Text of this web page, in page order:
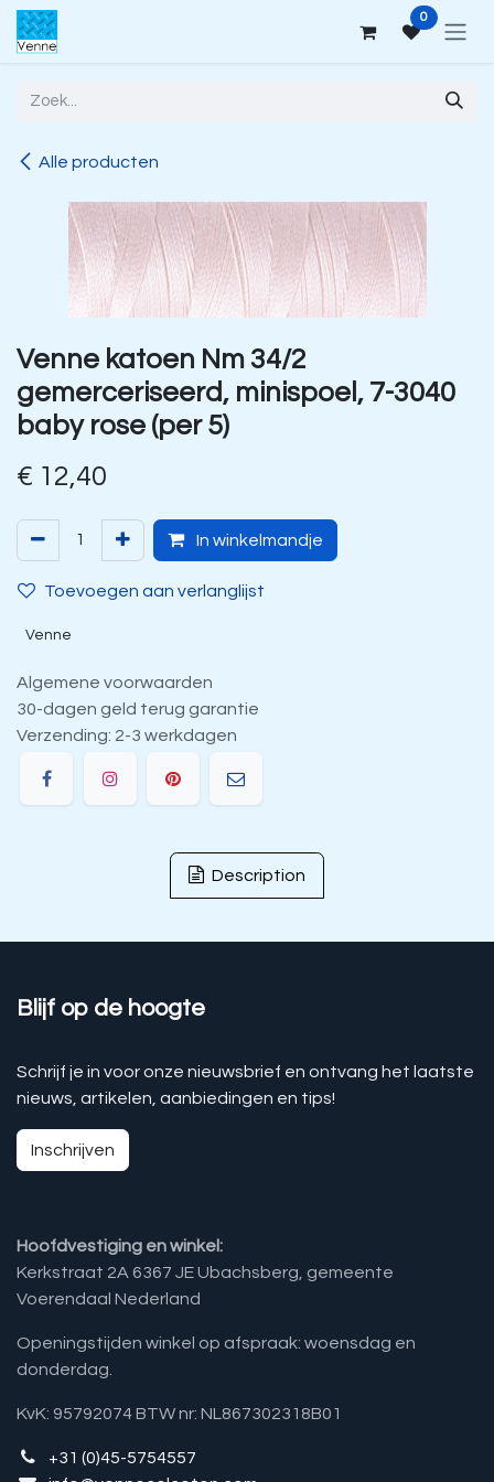
Overslaan naar inhoud 0
Alle producten
Venne katoen Nm 34/2
gemerceriseerd, minispoel, 7-3040
baby rose (per 5)
€ 12,40
In winkelmandje
Toevoegen aan verlanglijst
Venne
Algemene voorwaarden
30-dagen geld terug garantie
Verzending: 2-3 werkdagen
Description
Blijf op de hoogte
Schrijf je in voor onze nieuwsbrief en ontvang het laatste
nieuws, artikelen, aanbiedingen en tips!
Inschrijven
Hoofdvestiging en winkel:
Kerkstraat 2A 6367 JE Ubachsberg, gemeente
Voerendaal Nederland
Openingstijden winkel op afspraak: woensdag en
donderdag.
KvK: 95792074 BTW nr: NL867302318B01
+31 (0)45-5754557